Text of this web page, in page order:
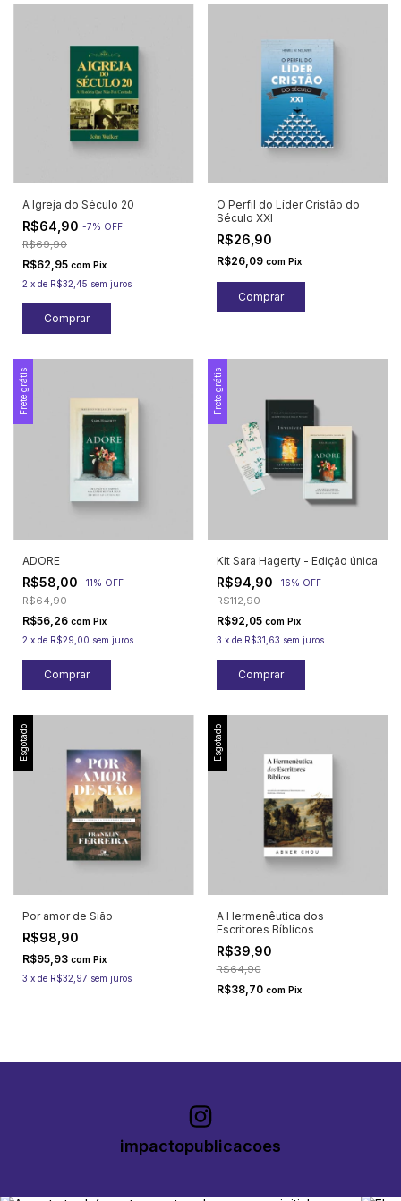
A Igreja do Século 20
R$64,90 -7% OFF
R$69,90
R$62,95 com Pix
2 x de R$32,45 sem juros
O Perfil do Líder Cristão do
Século XXI
R$26,90
R$26,09 com Pix
Frete grátis
ADORE
R$58,00 -11% OFF
R$64,90
R$56,26 com Pix
2 x de R$29,00 sem juros
Frete grátis
Kit Sara Hagerty - Edição única
R$94,90 -16% OFF
R$112,90
R$92,05 com Pix
3 x de R$31,63 sem juros
Esgotado
Por amor de Sião
R$98,90
R$95,93 com Pix
3 x de R$32,97 sem juros
Esgotado
A Hermenêutica dos
Escritores Bíblicos
R$39,90
R$64,90
R$38,70 com Pix
impactopublicacoes